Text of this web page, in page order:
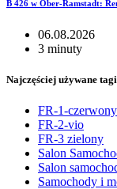
B 426 w Ober-Ramstadt:
06.08.2026
3 minuty
Najczęściej używane tagi
FR-1-czerwony
FR-2-vio
FR-3 zielony
Salon
Salon
Samochody i